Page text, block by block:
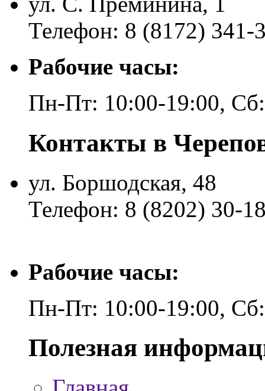
Телефон: 8 (8172) 341-
Рабочие часы:
Пн-Пт: 10:00-19:00,
Контакты в
ул. Боршодская, 48
Телефон: 8 (8202) 30-
Рабочие часы:
Пн-Пт: 10:00-19:00,
Полезная